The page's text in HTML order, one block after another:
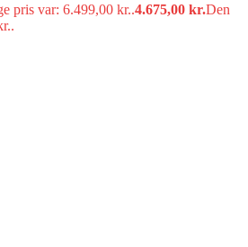
pris var: 6.499,00 kr..4.675,00 kr.Den